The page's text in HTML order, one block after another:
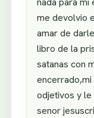
me devolvio
amar de
libro de la
satanas con
encerrado,mi
odjetivos y
senor